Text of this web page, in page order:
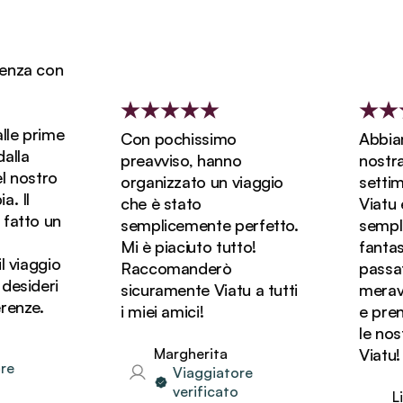
con
prime
Il
un
Con pochissimo
preavviso, hanno
organizzato un viaggio
che è stato
semplicemente perfetto.
Mi è piaciuto tutto!
Raccomanderò
sicuramente Viatu a tutti
i miei amici!
Margherita
Viaggiatore
verificato
Viatu
e
le
Viatu!